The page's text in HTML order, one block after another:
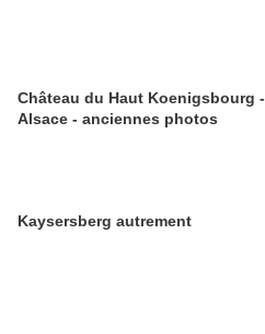
Château du Haut Koenigsbourg -
Alsace - anciennes photos
Kaysersberg autrement